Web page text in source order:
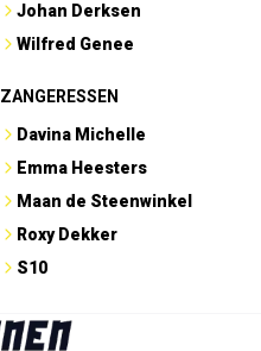
Johan Derksen
Wilfred Genee
ZANGERESSEN
Davina Michelle
Emma Heesters
Maan de Steenwinkel
Roxy Dekker
S10